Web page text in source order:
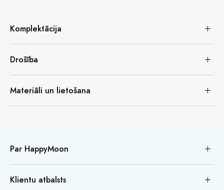
Komplektācija
Drošība
Materiāli un lietošana
Par HappyMoon
Klientu atbalsts